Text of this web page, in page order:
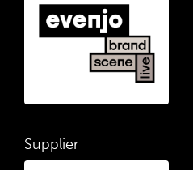
Supplier